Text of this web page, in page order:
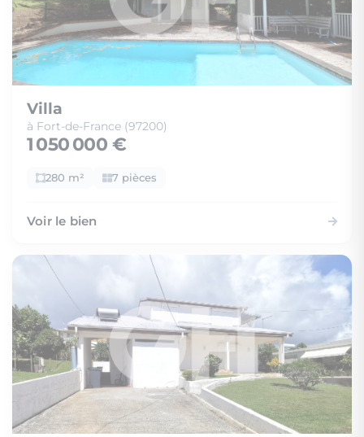
Villa
à Fort-de-France (97200)
1 050 000 €
280 m² 7 pièces
Voir le bien